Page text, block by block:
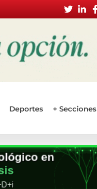
Deportes + Secciones